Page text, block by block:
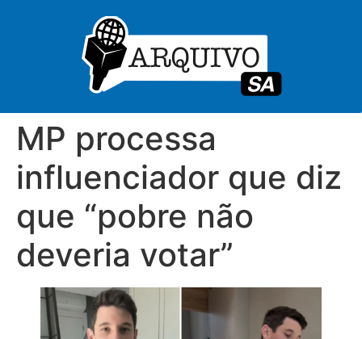
MP processa
influenciador que diz
que “pobre não
deveria votar”